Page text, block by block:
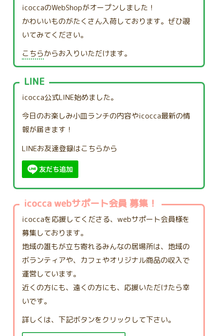
icoccaのWebShopがオープンしました！
かわいいものがたくさん入荷しております。ぜひ覗
いてみてください。
こちらからお入りいただけます。
LINE
icocca公式LINE始めました。
今日のお楽しみ小皿ランチの内容やicocca最新の情
報が届きます！
LINEお友達登録はこちらから
icocca webサポート会員 募集！
icoccaを応援してくださる、webサポート会員様を
募集しております。
地域の誰もが立ち寄れるみんなの居場所は、地域の
ボランティアや、カフェやオリジナル商品の収入で
運営しています。
近くの方にも、遠くの方にも、応援いただけたら幸
いです。
詳しくは、下記ボタンをクリックして下さい。